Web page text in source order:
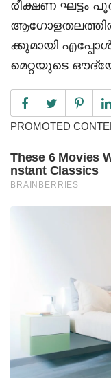
രീക്ഷണ ഘട്ടം
ക്കുമായി
മെറ്റയുടെ